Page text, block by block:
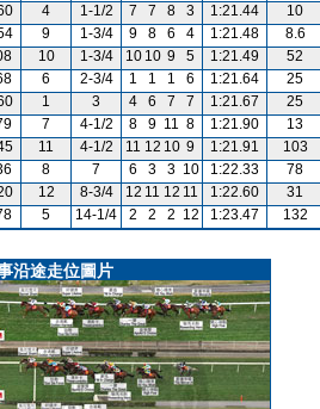
4 1-1/2 7 7 8 3 1:21.44
10
9 1-3/4 9 8 6 4 1:21.48
8.6
10 1-3/4 10 10 9 5 1:21.49
52
6 2-3/4 1 1 1 6 1:21.64
25
1 3 4 6 7 7 1:21.67
25
7 4-1/2 8 9 11 8 1:21.90
13
11 4-1/2 11 12 10 9 1:21.91
103
8 7 6 3 3 10 1:22.33
78
12 8-3/4 12 11 12 11 1:22.60
31
5 14-1/4 2 2 2 12 1:23.47 132
沿途走位圖片